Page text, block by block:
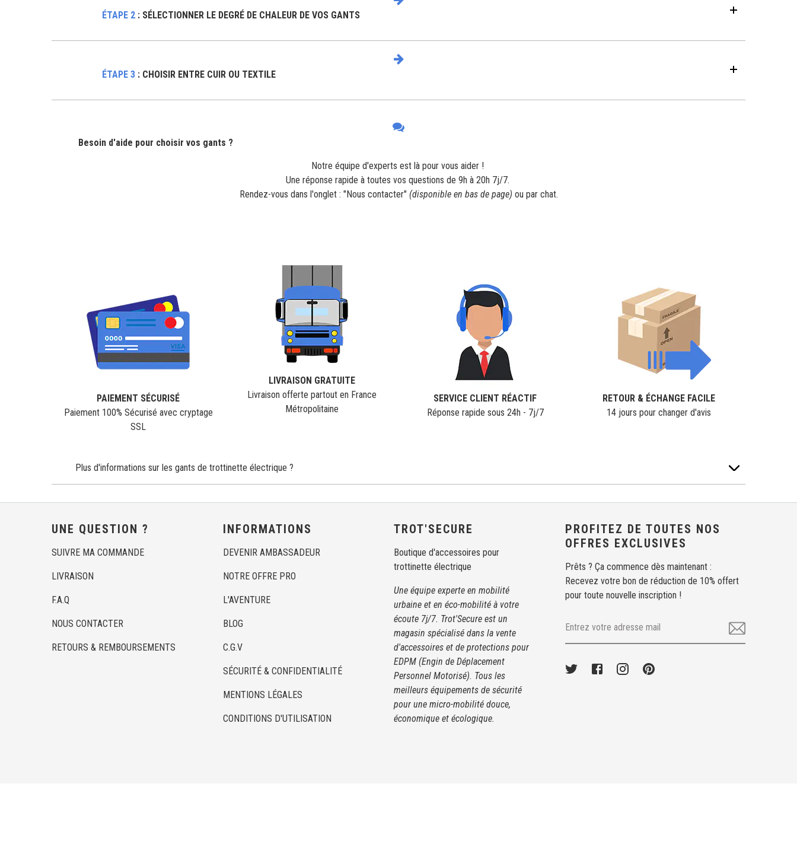
ÉTAPE 2 : SÉLECTIONNER LE DEGRÉ DE CHALEUR DE VOS GANTS
ÉTAPE 3 : CHOISIR ENTRE CUIR OU TEXTILE
Besoin d'aide pour choisir vos gants ?
Notre équipe d'experts est là pour vous aider !
Une réponse rapide à toutes vos questions de 9h à 20h 7j/7.
Rendez-vous dans l'onglet : "Nous contacter" (disponible en bas de page) ou par chat.
PAIEMENT SÉCURISÉ
Paiement 100% Sécurisé avec cryptage
SSL
LIVRAISON GRATUITE
Livraison offerte partout en France
Métropolitaine
SERVICE CLIENT RÉACTIF
Réponse rapide sous 24h - 7j/7
RETOUR & ÉCHANGE FACILE
14 jours pour changer d'avis
Plus d'informations sur les gants de trottinette électrique ?
UNE QUESTION ?
SUIVRE MA COMMANDE
LIVRAISON
F.A.Q
NOUS CONTACTER
RETOURS & REMBOURSEMENTS
INFORMATIONS
DEVENIR AMBASSADEUR
NOTRE OFFRE PRO
L'AVENTURE
BLOG
C.G.V
SÉCURITÉ & CONFIDENTIALITÉ
MENTIONS LÉGALES
CONDITIONS D'UTILISATION
TROT'SECURE
Boutique d'accessoires pour
trottinette électrique
Une équipe experte en mobilité
urbaine et en éco-mobilité à votre
écoute 7j/7. Trot'Secure est un
magasin spécialisé dans la vente
d'accessoires et de protections pour
EDPM (Engin de Déplacement
Personnel Motorisé). Tous les
meilleurs équipements de sécurité
pour une micro-mobilité douce,
économique et écologique.
PROFITEZ DE TOUTES NOS
OFFRES EXCLUSIVES
Prêts ? Ça commence dès maintenant :
Recevez votre bon de réduction de 10% offert
pour toute nouvelle inscription !